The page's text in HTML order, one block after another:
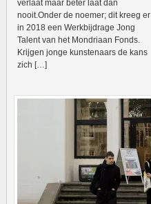
verlaat maar beter laat dan
nooit.Onder de noemer; dit kreeg er
in 2018 een Werkbijdrage Jong
Talent van het Mondriaan Fonds.
Krijgen jonge kunstenaars de kans
zich […]